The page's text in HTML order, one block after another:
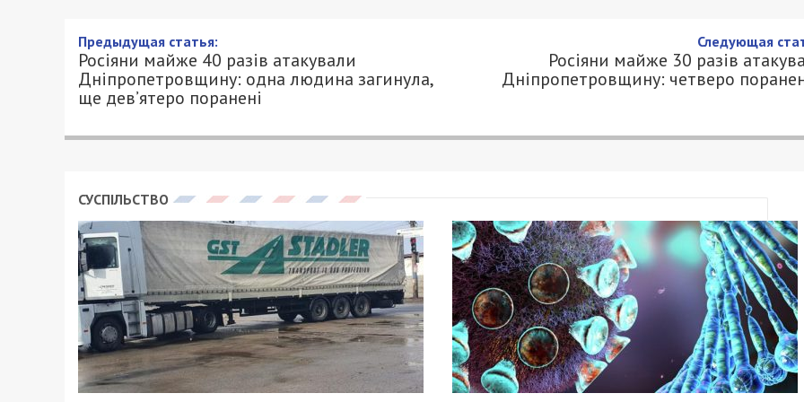
Предыдущая статья:
Росіяни майже 40 разів атакували
Дніпропетровщину: одна людина загинула,
ще дев’ятеро поранені
Следующая
Росіяни майже 30 разів
Дніпропетровщину: четверо
СУСПІЛЬСТВО